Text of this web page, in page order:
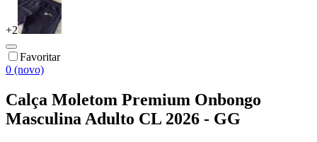
+2
Favoritar
0 (novo)
Calça Moletom Premium Onbongo
Masculina Adulto CL 2026 - GG